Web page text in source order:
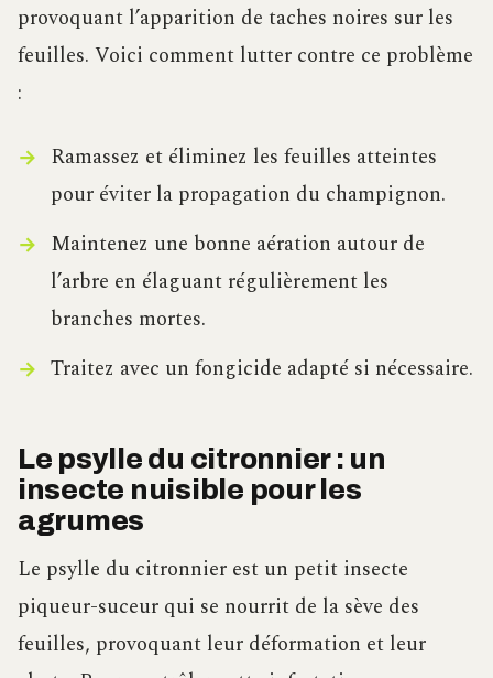
provoquant l’apparition de taches noires sur les
feuilles. Voici comment lutter contre ce problème
:
Ramassez et éliminez les feuilles atteintes
pour éviter la propagation du champignon.
Maintenez une bonne aération autour de
l’arbre en élaguant régulièrement les
branches mortes.
Traitez avec un fongicide adapté si nécessaire.
Le psylle du citronnier : un
insecte nuisible pour les
agrumes
Le psylle du citronnier est un petit insecte
piqueur-suceur qui se nourrit de la sève des
feuilles, provoquant leur déformation et leur